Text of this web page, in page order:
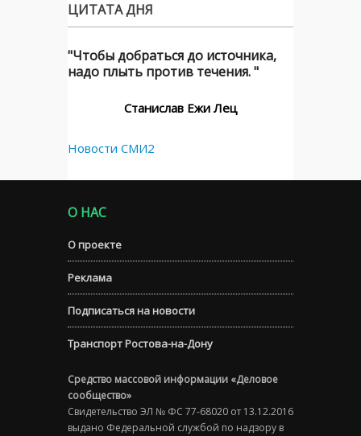
ЦИТАТА ДНЯ
"Чтобы добраться до источника,
надо плыть против течения. "
Станислав Ежи Лец
Новости СМИ2
О НАС
О проекте
Реклама
Подписаться на новости
Транспорт Ростова-на-Дону
Средство массовой информации «Деловое
сообщество»
Свидетельство ЭЛ № ФС 77-68020 от 13.12.2016
выдано Федеральной службой по надзору в